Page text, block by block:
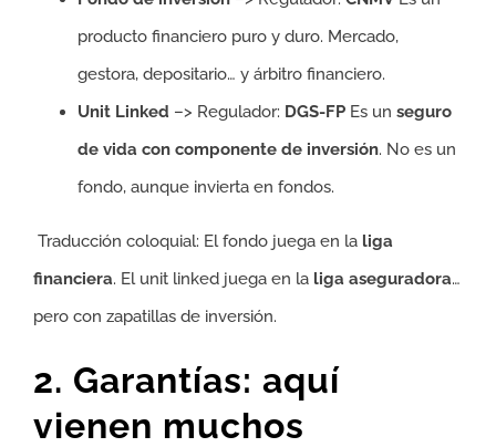
producto financiero puro y duro. Mercado,
gestora, depositario… y árbitro financiero.
Unit Linked –> Regulador: DGS-FP Es un seguro
de vida con componente de inversión. No es un
fondo, aunque invierta en fondos.
Traducción coloquial: El fondo juega en la liga
financiera. El unit linked juega en la liga aseguradora…
pero con zapatillas de inversión.
2. Garantías: aquí
vienen muchos